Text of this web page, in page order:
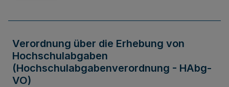
Verordnung über die Erhebung von
Hochschulabgaben
(Hochschulabgabenverordnung - HAbg-
VO)